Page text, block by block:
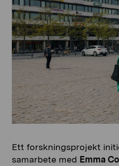
Ett forskningsprojekt
samarbete med Emma